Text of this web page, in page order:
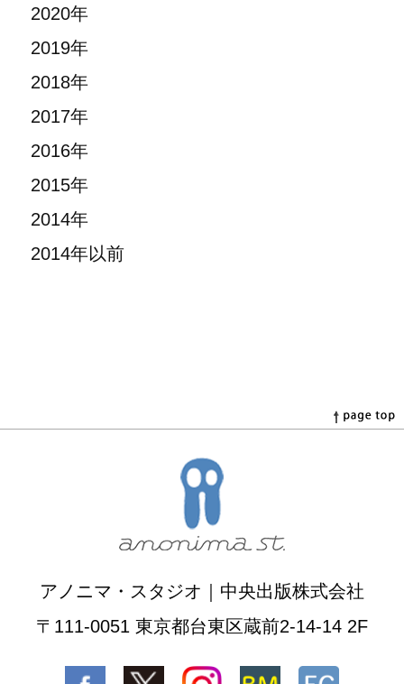
2020年
2019年
2018年
2017年
2016年
2015年
2014年
2014年以前
アノニマ・スタジオ｜中央出版株式会社
〒111-0051 東京都台東区蔵前2-14-14 2F